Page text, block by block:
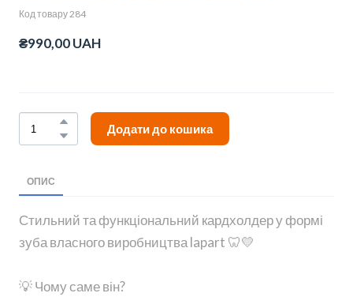
Код товару 284
₴990,00 UAH
Додати до кошика
ОПИС
Стильний та функціональний кардхолдер у формі
зуба власного виробництва lapart 🦷💛
💡 Чому саме він?